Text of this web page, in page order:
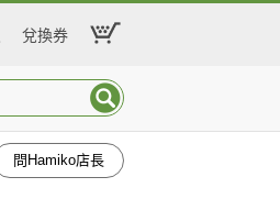
兌換券
問Hamiko店長